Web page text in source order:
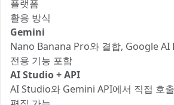
플랫폼
활용 방식
Gemini
Nano Banana Pro와 결합, Google AI
전용 기능 포함
AI Studio + API
AI Studio와 Gemini API에서 직접 호